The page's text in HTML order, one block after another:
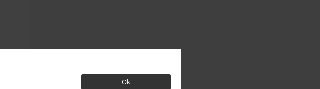
Ok